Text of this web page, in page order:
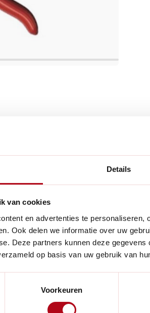
Details
van cookies
en advertenties te
Ook delen we informatie over uw
Deze partners kunnen deze
op basis van uw gebruik van
Voorkeuren
producten
natuurlijk ook alleen de
zonder bovenmes.
bout 4/8 en moer 4/9.
onderhoudsvet of
en kan jij weer aan de